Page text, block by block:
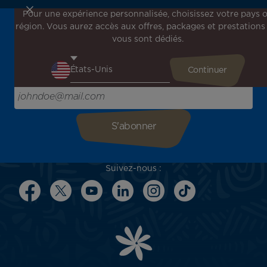
Inscrivez-vous à notre newsletter !
Recevez en avant-première toutes nos offres spéciales et
l'inspiration pour votre prochain voyage !
Saisissez votre adresse e-mail ici
Suivez-nous :
Pour une expérience personnalisée, choisissez votre pays
région. Vous aurez accès aux offres, packages et prestations
vous sont dédiés.